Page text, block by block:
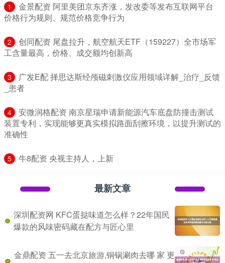
1
​金景配资 阿里美团京东齐涨，发改委等发布互联网平台
价格行为规则、规范价格竞争行为
2
​创同配资 尾盘拉升，航空航天ETF（159227）全市场军
工含量最高，价格、成交额均创新高
3
​广发E配 择思达斯经颅磁刺激仪应用领域详解_治疗_反馈
_患者
4
​安微润格配资 南京星瑞申请新能源汽车底盘防撞击测试
装置专利，实现能够更真实模拟路面刮擦环境，以提升测试的
准确性
5 ​牛8配资 央视主持人，上新
最新文章
深圳配资网 KFC蛋挞味道怎么样？22年国民
爆款的风味密码藏在配方与匠心里
金鼎配资 五一去北京旅游,铜锅涮肉去哪 家 更